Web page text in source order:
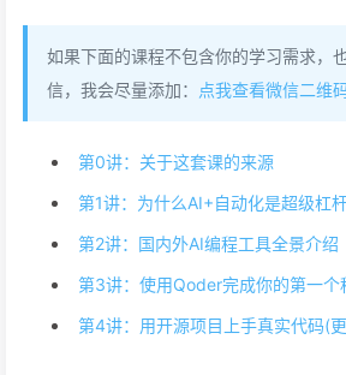
如果下面的课程不包含你的学习需求，
信，我会尽量添加：
点我查看微信二维
第0讲：关于这套课的来源
第1讲：为什么AI+自动化是超级杠
第2讲：国内外AI编程工具全景介绍
第3讲：使用Qoder完成你的第一个
第4讲：用开源项目上手真实代码(